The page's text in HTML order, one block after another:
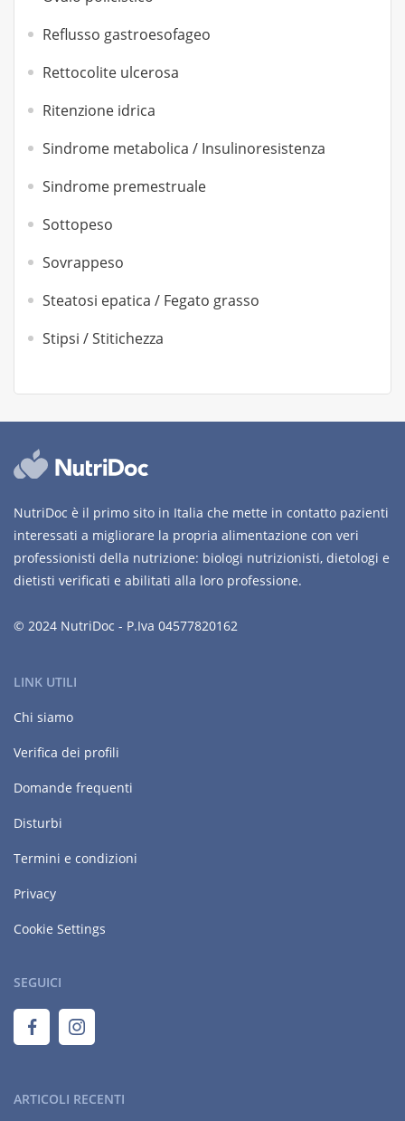
Reflusso gastroesofageo
Rettocolite ulcerosa
Ritenzione idrica
Sindrome metabolica / Insulinoresistenza
Sindrome premestruale
Sottopeso
Sovrappeso
Steatosi epatica / Fegato grasso
Stipsi / Stitichezza
NutriDoc è il primo sito in Italia che mette in contatto pazienti
interessati a migliorare la propria alimentazione con veri
professionisti della nutrizione: biologi nutrizionisti, dietologi e
dietisti verificati e abilitati alla loro professione.
© 2024 NutriDoc - P.Iva 04577820162
LINK UTILI
Chi siamo
Verifica dei profili
Domande frequenti
Disturbi
Termini e condizioni
Privacy
Cookie Settings
SEGUICI
ARTICOLI RECENTI